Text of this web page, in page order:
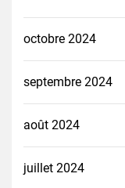
octobre 2024
septembre 2024
août 2024
juillet 2024